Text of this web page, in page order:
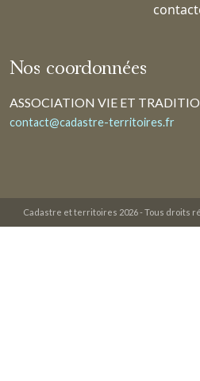
Nos coordonnées
ASSOCIATION VIE ET
contact@cadastre-territoires.fr
Cadastre et territoires 2026 - Tous droits